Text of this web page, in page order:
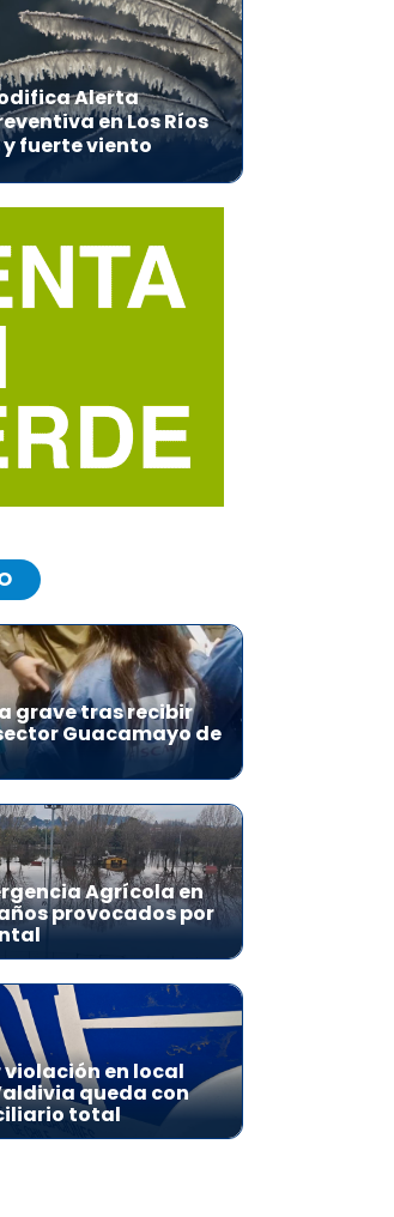
Alerta
en Los Ríos
fuerte viento
grave tras recibir
Guacamayo de
Agrícola en
provocados por
en local
queda con
total